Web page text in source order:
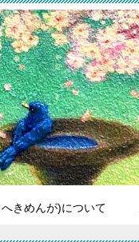
きめんが)について